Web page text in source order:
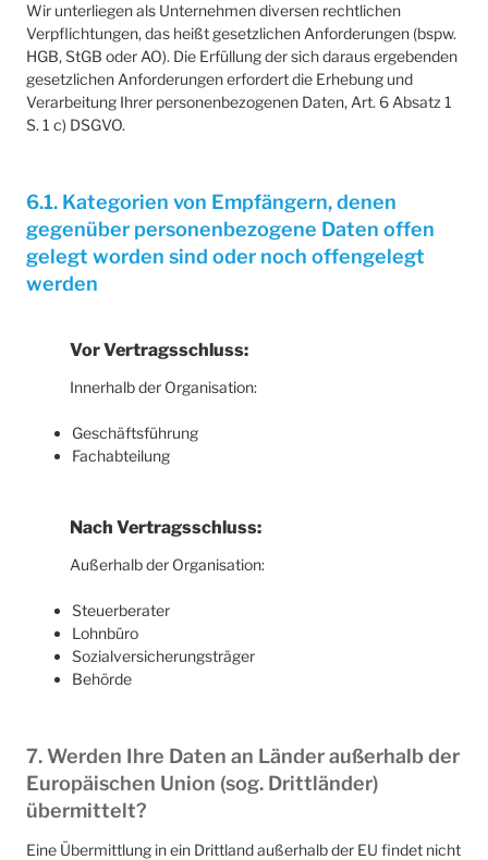
Wir unterliegen als Unternehmen diversen rechtlichen
Verpflichtungen, das heißt gesetzlichen Anforderungen (bspw.
HGB, StGB oder AO). Die Erfüllung der sich daraus ergebenden
gesetzlichen Anforderungen erfordert die Erhebung und
Verarbeitung Ihrer personenbezogenen Daten, Art. 6 Absatz 1
S. 1 c) DSGVO.
6.1. Kategorien von Empfängern, denen
gegenüber personenbezogene Daten offen
gelegt worden sind oder noch offengelegt
werden
Vor Vertragsschluss:
Innerhalb der Organisation:
Geschäftsführung
Fachabteilung
Nach Vertragsschluss:
Außerhalb der Organisation:
Steuerberater
Lohnbüro
Sozialversicherungsträger
Behörde
7. Werden Ihre Daten an Länder außerhalb der
Europäischen Union (sog. Drittländer)
übermittelt?
Eine Übermittlung in ein Drittland außerhalb der EU findet nicht